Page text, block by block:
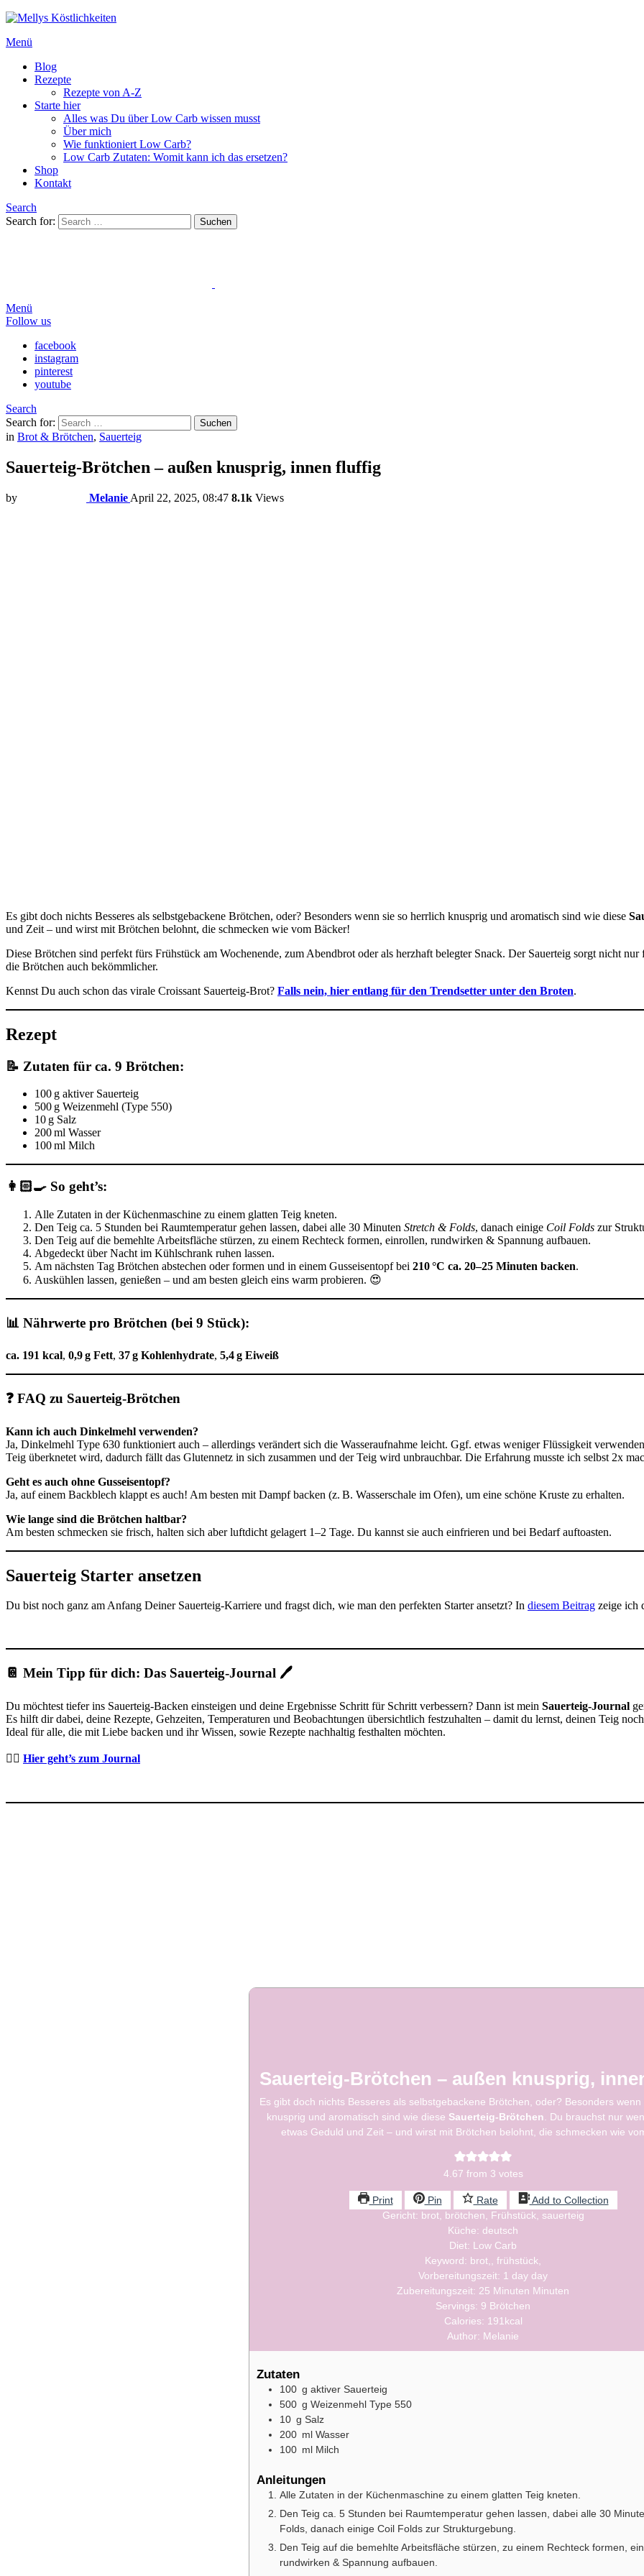
Menü
Blog
Rezepte
Rezepte von A-Z
Starte hier
Alles was Du über Low Carb wissen musst
Über mich
Wie funktioniert Low Carb?
Low Carb Zutaten: Womit kann ich das ersetzen?
Shop
Kontakt
Search
Search for:
Suchen
Menü
Follow us
facebook
instagram
pinterest
youtube
Search
Search for:
Suchen
in Brot & Brötchen, Sauerteig
Sauerteig-Brötchen – außen knusprig, innen fluffig
by Melanie April 22, 2025, 08:47 8.1k Views
Es gibt doch nichts Besseres als selbstgebackene Brötchen, oder? Besonders wenn sie so herrlich knusprig und aromatisch sind wie diese
und Zeit – und wirst mit Brötchen belohnt, die schmecken wie vom Bäcker!
Diese Brötchen sind perfekt fürs Frühstück am Wochenende, zum Abendbrot oder als herzhaft belegter Snack. Der Sauerteig sorgt nicht
die Brötchen auch bekömmlicher.
Kennst Du auch schon das virale Croissant Sauerteig-Brot? Falls nein, hier entlang für den Trendsetter unter den Broten.
Rezept
📝 Zutaten für ca. 9 Brötchen:
100 g aktiver Sauerteig
500 g Weizenmehl (Type 550)
10 g Salz
200 ml Wasser
100 ml Milch
👩🏻‍🍳 So geht’s:
Alle Zutaten in der Küchenmaschine zu einem glatten Teig kneten.
Den Teig ca. 5 Stunden bei Raumtemperatur gehen lassen, dabei alle 30 Minuten Stretch & Folds, danach einige Coil Folds zur
Den Teig auf die bemehlte Arbeitsfläche stürzen, zu einem Rechteck formen, einrollen, rundwirken & Spannung aufbauen.
Abgedeckt über Nacht im Kühlschrank ruhen lassen.
Am nächsten Tag Brötchen abstechen oder formen und in einem Gusseisentopf bei 210 °C ca. 20–25 Minuten backen.
Auskühlen lassen, genießen – und am besten gleich eins warm probieren. 😍
📊 Nährwerte pro Brötchen (bei 9 Stück):
ca. 191 kcal, 0,9 g Fett, 37 g Kohlenhydrate, 5,4 g Eiweiß
❓ FAQ zu Sauerteig-Brötchen
Kann ich auch Dinkelmehl verwenden?
Ja, Dinkelmehl Type 630 funktioniert auch – allerdings verändert sich die Wasseraufnahme leicht. Ggf. etwas weniger Flüssigkeit
Teig überknetet wird, dadurch fällt das Glutennetz in sich zusammen und der Teig wird unbrauchbar. Die Erfahrung musste ich selbst 2x
Geht es auch ohne Gusseisentopf?
Ja, auf einem Backblech klappt es auch! Am besten mit Dampf backen (z. B. Wasserschale im Ofen), um eine schöne Kruste zu erhalten.
Wie lange sind die Brötchen haltbar?
Am besten schmecken sie frisch, halten sich aber luftdicht gelagert 1–2 Tage. Du kannst sie auch einfrieren und bei Bedarf auftoasten.
Sauerteig Starter ansetzen
Du bist noch ganz am Anfang Deiner Sauerteig-Karriere und fragst dich, wie man den perfekten Starter ansetzt? In diesem Beitrag zeige ich
📔 Mein Tipp für dich: Das Sauerteig-Journal 🖊️
Du möchtest tiefer ins Sauerteig-Backen einsteigen und deine Ergebnisse Schritt für Schritt verbessern? Dann ist mein Sauerteig-Journal
Es hilft dir dabei, deine Rezepte, Gehzeiten, Temperaturen und Beobachtungen übersichtlich festzuhalten – damit du lernst, deinen Teig
Ideal für alle, die mit Liebe backen und ihr Wissen, sowie Rezepte nachhaltig festhalten möchten.
👉🏻 Hier geht’s zum Journal
Sauerteig-Brötchen – außen knusprig,
Es gibt doch nichts Besseres als selbstgebackene Brötchen, oder? Besonders wenn
knusprig und aromatisch sind wie diese Sauerteig-Brötchen . Du brauchst nur
etwas Geduld und Zeit – und wirst mit Brötchen belohnt, die schmecken wie
4.67 from 3 votes
Print Pin Rate
Add to Collection
Gericht: brot, brötchen, Frühstück, sauerteig
Küche: deutsch
Diet: Low Carb
Keyword: brot,, frühstück,
Vorbereitungszeit: 1 day day
Zubereitungszeit: 25 Minuten Minuten
Servings: 9 Brötchen
Calories: 191 kcal
Author: Melanie
Zutaten
100 g aktiver Sauerteig
500 g Weizenmehl Type 550
10 g Salz
200 ml Wasser
100 ml Milch
Anleitungen
Alle Zutaten in der Küchenmaschine zu einem glatten Teig kneten.
Den Teig ca. 5 Stunden bei Raumtemperatur gehen lassen, dabei alle 30
Folds, danach einige Coil Folds zur Strukturgebung.
Den Teig auf die bemehlte Arbeitsfläche stürzen, zu einem Rechteck formen,
rundwirken & Spannung aufbauen.